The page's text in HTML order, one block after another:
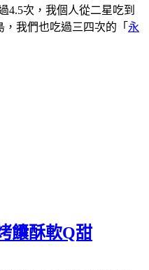
4.5次，我個人從二星吃到
我們也吃過三四次的「 永
饢酥軟Q甜